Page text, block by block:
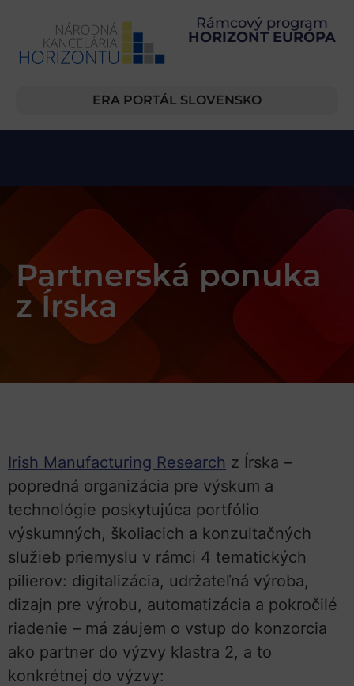
Rámcový program
HORIZONT EURÓPA
ERA PORTÁL SLOVENSKO
Partnerská ponuka
z Írska
Irish Manufacturing Research z Írska –
popredná organizácia pre výskum a
technológie poskytujúca portfólio
výskumných, školiacich a konzultačných
služieb priemyslu v rámci 4 tematických
pilierov: digitalizácia, udržateľná výroba,
dizajn pre výrobu, automatizácia a pokročilé
riadenie – má záujem o vstup do konzorcia
ako partner do výzvy klastra 2, a to
konkrétnej do výzvy: